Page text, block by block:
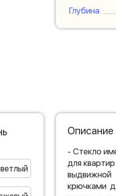
Глубина
Описание
- Стекло
для
крючками